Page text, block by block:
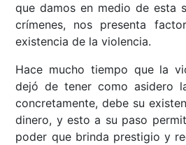
que damos en medio de esta
crímenes, nos presenta
existencia de la violencia.
Hace mucho tiempo que la
dejó de tener como asidero
concretamente, debe su
dinero, y esto a su paso
poder que brinda prestigio y